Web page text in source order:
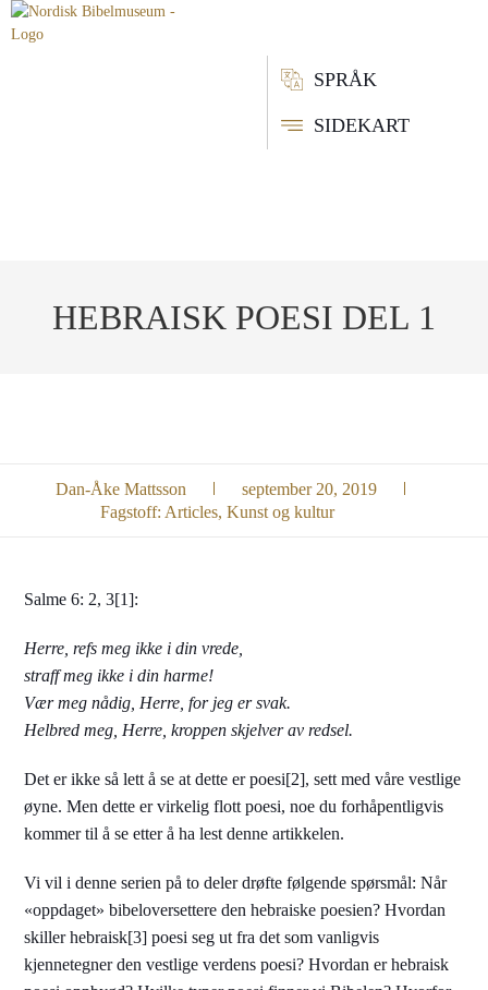
SPRÅK
SIDEKART
HEBRAISK POESI DEL 1
Dan-Åke Mattsson
september 20, 2019
Fagstoff: Articles, Kunst og kultur
Salme 6: 2, 3[1]:
Herre, refs meg ikke i din vrede,
straff meg ikke i din harme!
Vær meg nådig, Herre, for jeg er svak.
Helbred meg, Herre, kroppen skjelver av redsel.
Det er ikke så lett å se at dette er poesi[2], sett med våre vestlige
øyne. Men dette er virkelig flott poesi, noe du forhåpentligvis
kommer til å se etter å ha lest denne artikkelen.
Vi vil i denne serien på to deler drøfte følgende spørsmål: Når
«oppdaget» bibeloversettere den hebraiske poesien? Hvordan
skiller hebraisk[3] poesi seg ut fra det som vanligvis
kjennetegner den vestlige verdens poesi? Hvordan er hebraisk